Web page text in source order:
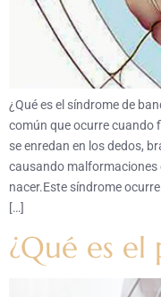
¿Qué es el síndrome de
común que ocurre cuando
se enredan en los dedos,
causando
nacer.Este síndrome
[…]
¿Qué es el